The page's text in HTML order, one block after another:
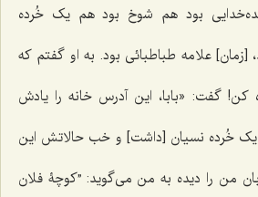
بود هم شوخ بود هم یک خُرده
علامه طباطبائی بود. به او گفتم که
کن! گفت: «بابا، این آدرس خانه را یادش
یک خُرده نسیان [داشت] و خب حالاتش این
من را دیده به من می‌گوید: ”کوچۀ فلان